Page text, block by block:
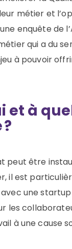
métier et
enquête de
qui a du
à pouvoir
et à
peut être
il est
une
les
à une cause